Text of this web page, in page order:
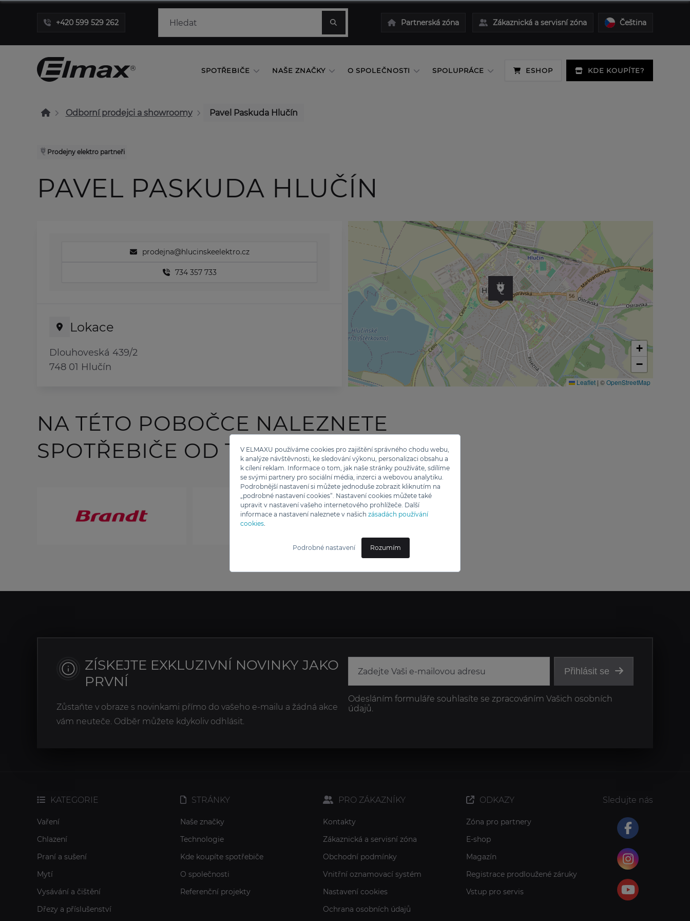
V ELMAXU používáme cookies pro zajištění správného chodu webu,
k analýze návštěvnosti, ke sledování výkonu, personalizaci obsahu a
k cílení reklam. Informace o tom, jak naše stránky používáte, sdílíme
se svými partnery pro sociální média, inzerci a webovou analytiku.
Podrobnější nastavení si můžete jednoduše zobrazit kliknutím na
„podrobné nastavení cookies“. Nastavení cookies můžete také
upravit v nastavení vašeho internetového prohlížeče. Další
informace a nastavení naleznete v našich zásadách používání
cookies.
Podrobné nastavení Rozumím
+420 599 529 262 Partnerská zóna Zákaznická a servisní zóna Čeština
SPOTŘEBIČE NAŠE ZNAČKY O SPOLEČNOSTI SPOLUPRÁCE ESHOP KDE KOUPÍTE?
Odborní prodejci a showroomy Pavel Paskuda Hlučín
Prodejny elektro partneři
PAVEL PASKUDA HLUČÍN
prodejna@hlucinskeelektro.cz
734 357 733
Lokace
Dlouhoveská 439/2
748 01 Hlučín
+
−
Leaflet | ©OpenStreetMap
NA TÉTO POBOČCE NALEZNETE
SPOTŘEBIČE OD TĚCHTO ZNAČEK
ZÍSKEJTE EXKLUZIVNÍ NOVINKY JAKO
PRVNÍ
Zůstaňte v obraze s novinkami přímo do vašeho e-mailu a žádná akce
vám neuteče. Odběr můžete kdykoliv odhlásit.
Přihlásit se
Odesláním formuláře souhlasíte se zpracováním Vašich osobních
údajů.
KATEGORIE
Vaření
Chlazení
Praní a sušení
Mytí
Vysávání a čištění
Dřezy a příslušenství
STRÁNKY
Naše značky
Technologie
Kde koupíte spotřebiče
O společnosti
Referenční projekty
PRO ZÁKAZNÍKY
Kontakty
Zákaznická a servisní zóna
Obchodní podmínky
Vnitřní oznamovací systém
Nastavení cookies
Ochrana osobních údajů
ODKAZY
Zóna pro partnery
E-shop
Magazín
Registrace prodloužené záruky
Vstup pro servis
Sledujte nás